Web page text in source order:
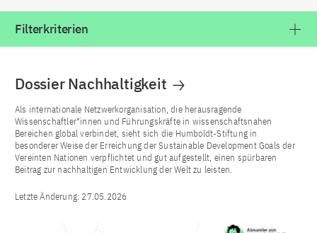
Filterkriterien
Dossier Nachhaltigkeit
Als internationale Netzwerkorganisation, die herausragende
Wissenschaftler*innen und Führungskräfte in wissenschaftsnahen
Bereichen global verbindet, sieht sich die Humboldt-Stiftung in
besonderer Weise der Erreichung der Sustainable Development Goals der
Vereinten Nationen verpflichtet und gut aufgestellt, einen spürbaren
Beitrag zur nachhaltigen Entwicklung der Welt zu leisten.
Letzte Änderung: 27.05.2026